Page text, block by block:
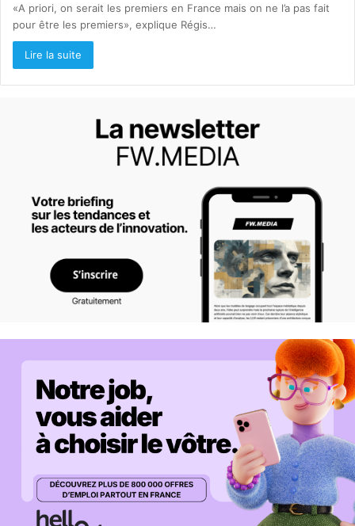
«A priori, on serait les premiers en France mais on ne l’a pas fait
pour être les premiers», explique Régis…
Lire la suite